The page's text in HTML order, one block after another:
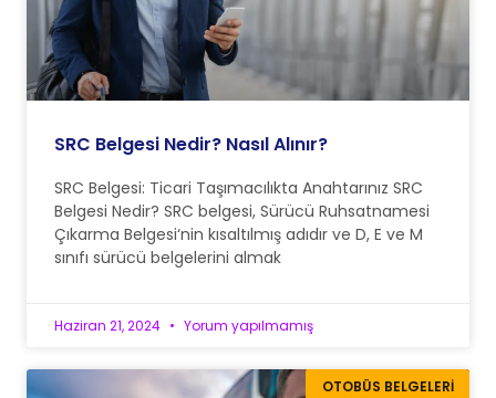
SRC Belgesi Nedir? Nasıl Alınır?
SRC Belgesi: Ticari Taşımacılıkta Anahtarınız SRC
Belgesi Nedir? SRC belgesi, Sürücü Ruhsatnamesi
Çıkarma Belgesi‘nin kısaltılmış adıdır ve D, E ve M
sınıfı sürücü belgelerini almak
Haziran 21, 2024 Yorum yapılmamış
OTOBÜS BELGELERI